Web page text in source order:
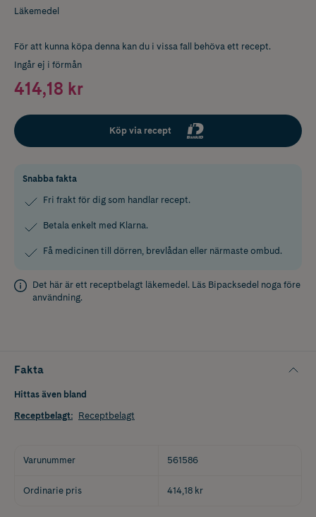
Läkemedel
För att kunna köpa denna kan du i vissa fall behöva ett recept.
Ingår ej i förmån
414,18 kr
Köp via recept
Snabba fakta
Fri frakt för dig som handlar recept.
Betala enkelt med Klarna.
Få medicinen till dörren, brevlådan eller närmaste ombud.
Det här är ett receptbelagt läkemedel. Läs Bipacksedel noga före
användning.
Fakta
Hittas även bland
Receptbelagt: Receptbelagt
Varunummer 561586
Ordinarie pris 414,18 kr